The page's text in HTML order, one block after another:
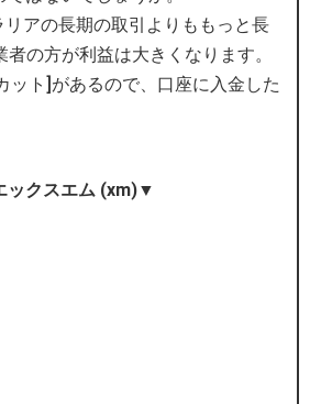
アの長期の取引よりももっと長
の方が利益は大きくなります。
ット]があるので、口座に入金した
ックスエム (xm)▼